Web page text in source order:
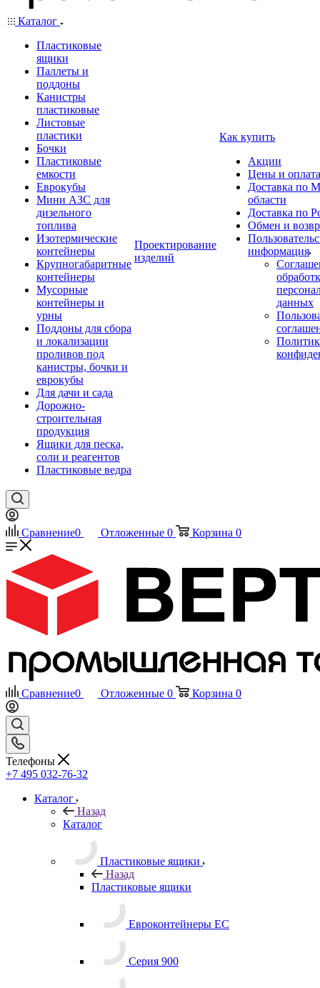
Каталог
Пластиковые
ящики
Паллеты и
поддоны
Канистры
пластиковые
Листовые
пластики
Бочки
Пластиковые
емкости
Еврокубы
Мини АЗС для
дизельного
топлива
Изотермические
контейнеры
Крупногабаритные
контейнеры
Мусорные
контейнеры и
урны
Поддоны для сбора
и локализации
проливов под
канистры, бочки и
еврокубы
Для дачи и сада
Дорожно-
строительная
продукция
Ящики для песка,
соли и реагентов
Пластиковые ведра
Проектирование
изделий
Как купить
Акции
Цены и оплата
Доставка по
области
Доставка по
Обмен и
информация
данных
Сравнение0 Отложенные 0 Корзина 0
Сравнение0 Отложенные 0 Корзина 0
Телефоны
+7 495 032-76-32
Каталог
Назад
Каталог
Пластиковые ящики
Назад
Пластиковые ящики
Евроконтейнеры ЕС
Серия 900